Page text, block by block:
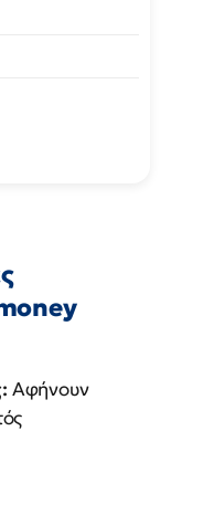
Αφήνουν